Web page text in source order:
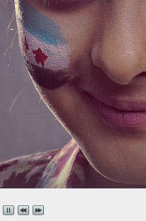
في مدينة #عربين بـ 3 غارات جوية